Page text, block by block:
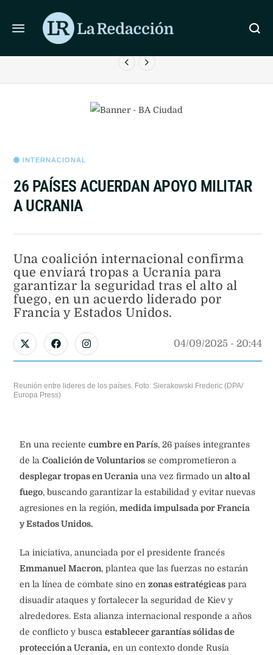
ÚLTIMAS NOTICIAS
LIONEL MESSI LLEGÓ A ROSARIO PARA DESPEDIR A SU
INTERNACIONAL
26 PAÍSES ACUERDAN APOYO MILITAR
A UCRANIA
Una coalición internacional confirma
que enviará tropas a Ucrania para
garantizar la seguridad tras el alto al
fuego, en un acuerdo liderado por
Francia y Estados Unidos.
04/09/2025 - 20:44
Reunión entre lideres de los países. Foto: Sierakowski Frederic (DPA/
Europa Press)
En una reciente cumbre en París, 26 países integrantes
de la Coalición de Voluntarios se comprometieron a
desplegar tropas en Ucrania una vez firmado un alto al
fuego, buscando garantizar la estabilidad y evitar nuevas
agresiones en la región, medida impulsada por Francia
y Estados Unidos.
La iniciativa, anunciada por el presidente francés
Emmanuel Macron, plantea que las fuerzas no estarán
en la línea de combate sino en zonas estratégicas para
disuadir ataques y fortalecer la seguridad de Kiev y
alrededores. Esta alianza internacional responde a años
de conflicto y busca establecer garantías sólidas de
protección a Ucrania, en un contexto donde Rusia